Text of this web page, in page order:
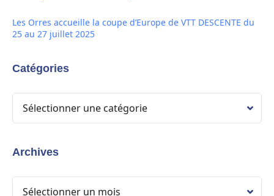
Les Orres accueille la coupe d’Europe de VTT DESCENTE du
25 au 27 juillet 2025
Catégories
Archives